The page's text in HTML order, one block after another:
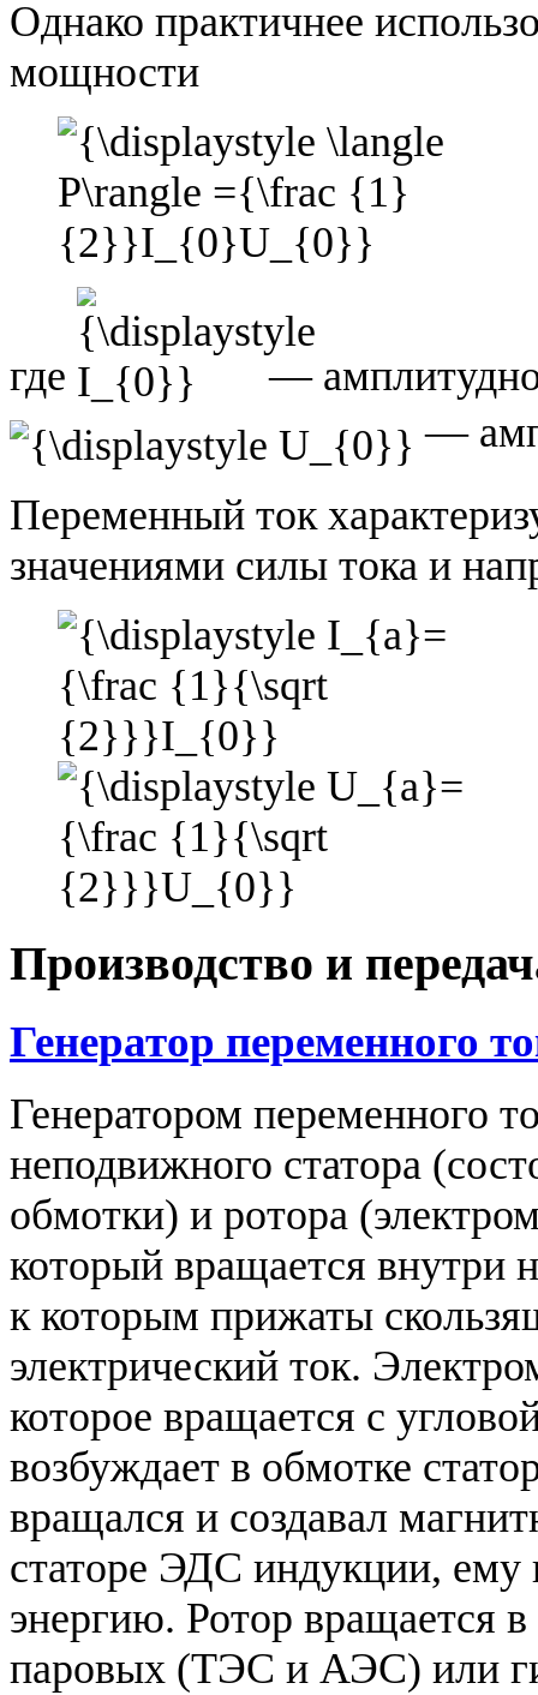
Однако практичнее
мощности
где
—
—
Переменный ток
значениями силы тока и
Производство и
Генератор переменного
Генератором переменного
неподвижного статора
обмотки) и ротора
который вращается внутри
к которым прижаты
электрический ток.
которое вращается с
возбуждает в обмотке
вращался и создавал
статоре ЭДС индукции, ему
энергию. Ротор вращается
паровых (ТЭС и АЭС) или